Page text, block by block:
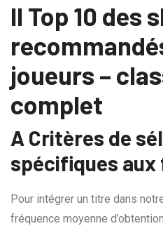
II Top 10 des
joueurs –
complet
A Critères de
spécifiques aux
Pour intégrer un titre dans
fréquence moyenne